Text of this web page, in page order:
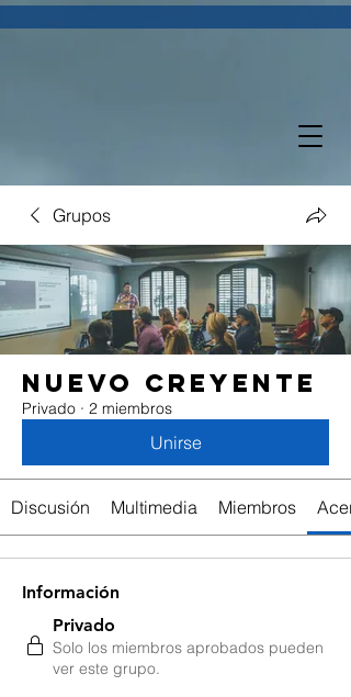
Grupos
Nuevo Creyente
Privado · 2 miembros
Unirse
Discusión Multimedia Miembros
Información
Privado
Solo los miembros aprobados pueden
ver este grupo.